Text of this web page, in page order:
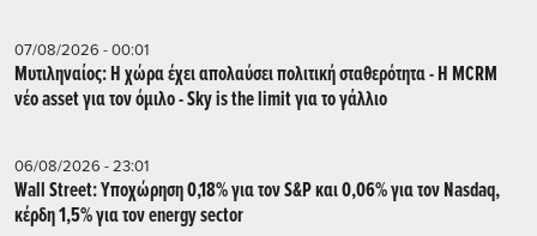
07/08/2026 - 00:01
Μυτιληναίος: Η χώρα έχει απολαύσει πολιτική σταθερότητα - Η MCRM
νέο asset για τον όμιλο - Sky is the limit για το γάλλιο
06/08/2026 - 23:01
Wall Street: Υποχώρηση 0,18% για τον S&P και 0,06% για τον Nasdaq,
κέρδη 1,5% για τον energy sector